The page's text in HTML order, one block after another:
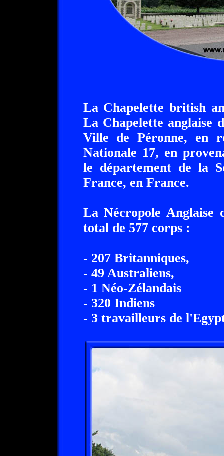
La Chapelette british
La Chapelette anglaise
Ville de Péronne, en
Nationale 17, en
le département de la
France, en France.
La Nécropole Anglaise
total de 577 corps :
- 207 Britanniques,
- 49 Australiens,
- 1 Néo-Zélandais
- 320 Indiens
- 3 travailleurs de